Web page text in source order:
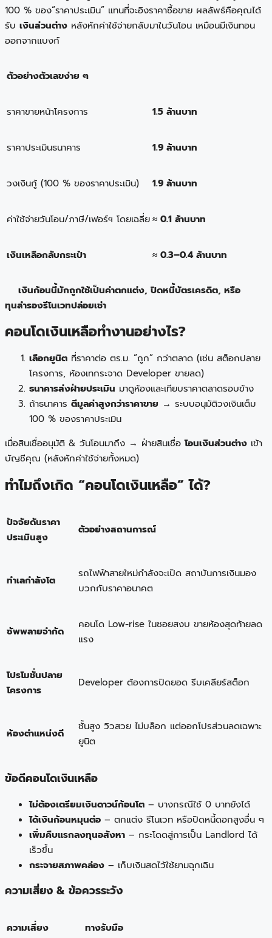
100 % ของ“ราคาประเมิน” แทนที่จะอิงราคาซื้อขาย ผลลัพธ์คือคุณได้
รับ เงินส่วนต่าง หลังหักค่าใช้จ่ายกลับมาในวันโอน เหมือนมีเงินทอน
ออกจากแบงก์
ตัวอย่างตัวเลขง่าย ๆ
ราคาขายหน้าโครงการ 1.5 ล้านบาท
ราคาประเมินธนาคาร 1.9 ล้านบาท
วงเงินกู้ (100 % ของราคาประเมิน) 1.9 ล้านบาท
ค่าใช้จ่ายวันโอน/ภาษี/เฟอร์ฯ โดยเฉลี่ย≈ 0.1 ล้านบาท
เงินเหลือกลับกระเป๋า ≈ 0.3–0.4 ล้านบาท
เงินก้อนนี้มักถูกใช้เป็นค่าตกแต่ง, ปิดหนี้บัตรเครดิต, หรือ
ทุนสำรองรีโนเวทปล่อยเช่า
คอนโดเงินเหลือทำงานอย่างไร?
เลือกยูนิต ที่ราคาต่อ ตร.ม. “ถูก” กว่าตลาด (เช่น สต็อกปลาย
โครงการ, ห้องเทกระจาด Developer ขายลด)
ธนาคารส่งฝ่ายประเมิน มาดูห้องและเทียบราคาตลาดรอบข้าง
ถ้าธนาคาร ตีมูลค่าสูงกว่าราคาขาย → ระบบอนุมัติวงเงินเต็ม
100 % ของราคาประเมิน
เมื่อสินเชื่ออนุมัติ & วันโอนมาถึง → ฝ่ายสินเชื่อโอนเงินส่วนต่าง เข้า
บัญชีคุณ (หลังหักค่าใช้จ่ายทั้งหมด)
ทำไมถึงเกิด “คอนโดเงินเหลือ” ได้?
ปัจจัยดันราคา
ประเมินสูง
ตัวอย่างสถานการณ์
ทำเลกำลังโต
รถไฟฟ้าสายใหม่กำลังจะเปิด สถาบันการเงินมอง
บวกกับราคาอนาคต
ซัพพลายจำกัด
คอนโด Low-rise ในซอยสงบ ขายห้องสุดท้ายลด
แรง
โปรโมชั่นปลาย
โครงการ
Developer ต้องการปิดยอด รีบเคลียร์สต็อก
ห้องตำแหน่งดี
ชั้นสูง วิวสวย ไม่บล็อก แต่ออกโปรส่วนลดเฉพาะ
ยูนิต
ข้อดีคอนโดเงินเหลือ
ไม่ต้องเตรียมเงินดาวน์ก้อนโต – บางกรณีใช้ 0 บาทยังได้
ได้เงินก้อนหมุนต่อ – ตกแต่ง รีโนเวท หรือปิดหนี้ดอกสูงอื่น ๆ
เพิ่มคืบแรกลงทุนอสังหา – กระโดดสู่การเป็น Landlord ได้
เร็วขึ้น
กระจายสภาพคล่อง – เก็บเงินสดไว้ใช้ยามฉุกเฉิน
ความเสี่ยง & ข้อควรระวัง
ความเสี่ยง ทางรับมือ